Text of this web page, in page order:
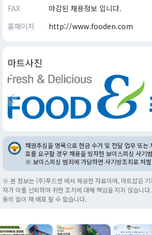
FAX
마감된 채용정보 입니다.
홈페이지
http://www.fooden.com
마트사진
채권추심을 명목으로 현금 수거 및 전달 업무 또는
호를 요구할 경우 채용을 빙자한 보이스피싱 사기
※ 보이스피싱 범죄에 가담하면 사기방조죄로 처
※ 본 정보는 (주)푸드엔 에서 제공한 자료이며, 마트잡은
자가 이를 신뢰하여 취한 조치에 대해 책임을 지지 않습니
동의 없이 재 배포 할 수 없습니다.